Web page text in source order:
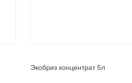
Экобриз концентрат 5л